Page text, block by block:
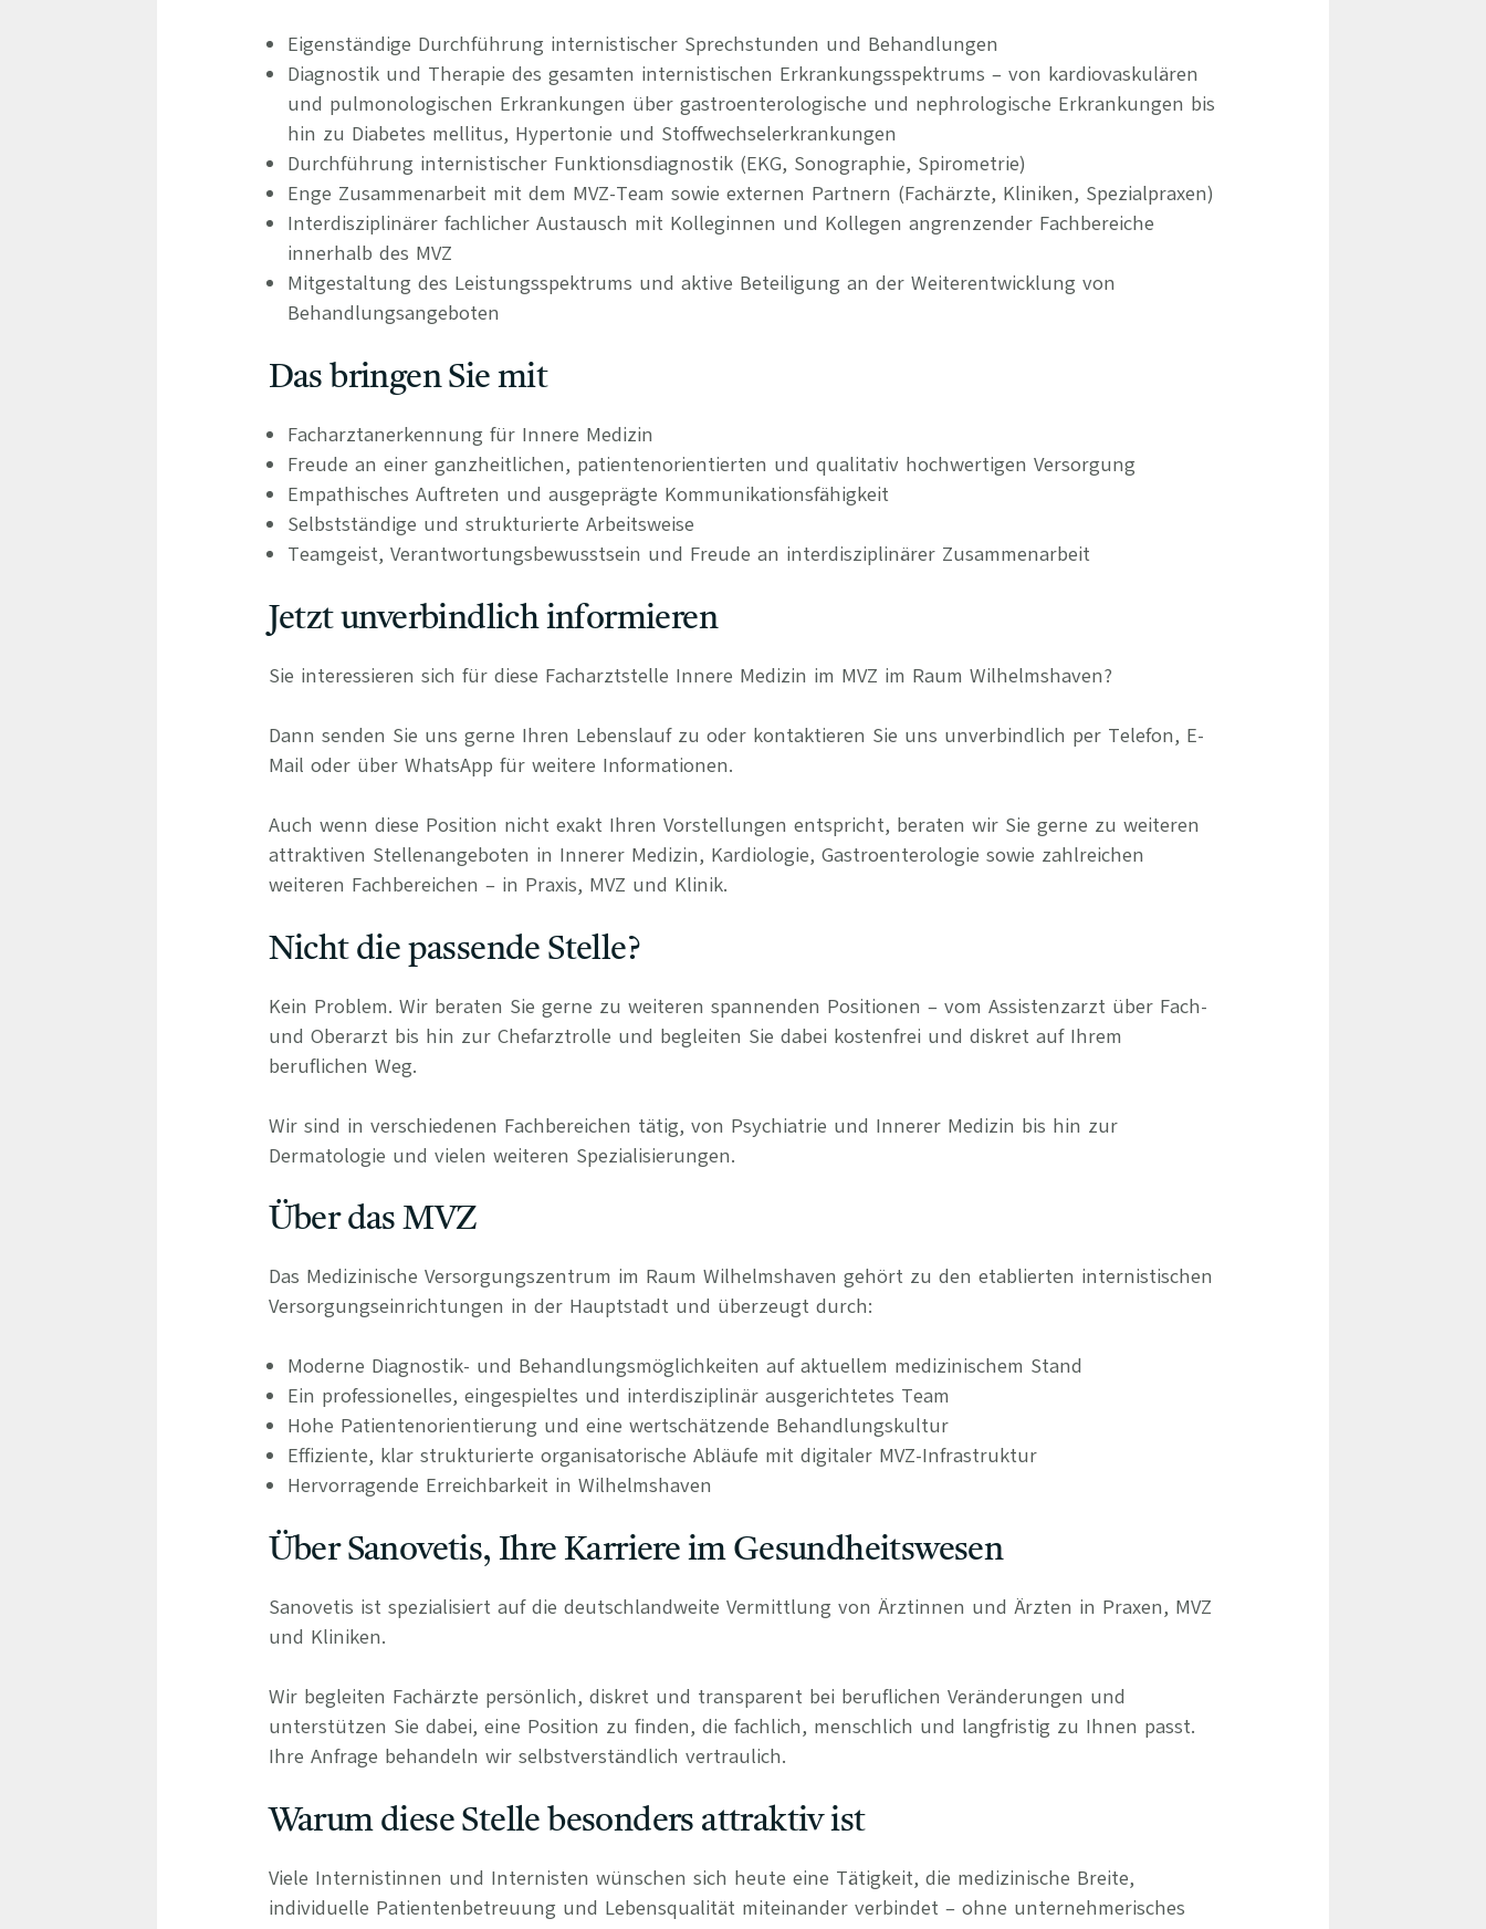
Eigenständige Durchführung internistischer Sprechstunden und Behandlungen
Diagnostik und Therapie des gesamten internistischen Erkrankungsspektrums – von kardiovaskulären
und pulmonologischen Erkrankungen über gastroenterologische und nephrologische Erkrankungen bis
hin zu Diabetes mellitus, Hypertonie und Stoffwechselerkrankungen
Durchführung internistischer Funktionsdiagnostik (EKG, Sonographie, Spirometrie)
Enge Zusammenarbeit mit dem MVZ-Team sowie externen Partnern (Fachärzte, Kliniken, Spezialpraxen)
Interdisziplinärer fachlicher Austausch mit Kolleginnen und Kollegen angrenzender Fachbereiche
innerhalb des MVZ
Mitgestaltung des Leistungsspektrums und aktive Beteiligung an der Weiterentwicklung von
Behandlungsangeboten
Das bringen Sie mit
Facharztanerkennung für Innere Medizin
Freude an einer ganzheitlichen, patientenorientierten und qualitativ hochwertigen Versorgung
Empathisches Auftreten und ausgeprägte Kommunikationsfähigkeit
Selbstständige und strukturierte Arbeitsweise
Teamgeist, Verantwortungsbewusstsein und Freude an interdisziplinärer Zusammenarbeit
Jetzt unverbindlich informieren
Sie interessieren sich für diese Facharztstelle Innere Medizin im MVZ im Raum Wilhelmshaven?
Dann senden Sie uns gerne Ihren Lebenslauf zu oder kontaktieren Sie uns unverbindlich per Telefon, E-
Mail oder über WhatsApp für weitere Informationen.
Auch wenn diese Position nicht exakt Ihren Vorstellungen entspricht, beraten wir Sie gerne zu weiteren
attraktiven Stellenangeboten in Innerer Medizin, Kardiologie, Gastroenterologie sowie zahlreichen
weiteren Fachbereichen – in Praxis, MVZ und Klinik.
Nicht die passende Stelle?
Kein Problem. Wir beraten Sie gerne zu weiteren spannenden Positionen – vom Assistenzarzt über Fach-
und Oberarzt bis hin zur Chefarztrolle und begleiten Sie dabei kostenfrei und diskret auf Ihrem
beruflichen Weg.
Wir sind in verschiedenen Fachbereichen tätig, von Psychiatrie und Innerer Medizin bis hin zur
Dermatologie und vielen weiteren Spezialisierungen.
Über das MVZ
Das Medizinische Versorgungszentrum im Raum Wilhelmshaven gehört zu den etablierten internistischen
Versorgungseinrichtungen in der Hauptstadt und überzeugt durch:
Moderne Diagnostik- und Behandlungsmöglichkeiten auf aktuellem medizinischem Stand
Ein professionelles, eingespieltes und interdisziplinär ausgerichtetes Team
Hohe Patientenorientierung und eine wertschätzende Behandlungskultur
Effiziente, klar strukturierte organisatorische Abläufe mit digitaler MVZ-Infrastruktur
Hervorragende Erreichbarkeit in Wilhelmshaven
Über Sanovetis, Ihre Karriere im Gesundheitswesen
Sanovetis ist spezialisiert auf die deutschlandweite Vermittlung von Ärztinnen und Ärzten in Praxen, MVZ
und Kliniken.
Wir begleiten Fachärzte persönlich, diskret und transparent bei beruflichen Veränderungen und
unterstützen Sie dabei, eine Position zu finden, die fachlich, menschlich und langfristig zu Ihnen passt.
Ihre Anfrage behandeln wir selbstverständlich vertraulich.
Warum diese Stelle besonders attraktiv ist
Viele Internistinnen und Internisten wünschen sich heute eine Tätigkeit, die medizinische Breite,
individuelle Patientenbetreuung und Lebensqualität miteinander verbindet – ohne unternehmerisches